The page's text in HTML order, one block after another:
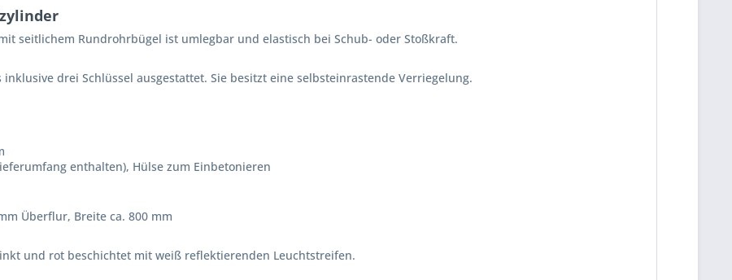
seitlichem Rundrohrbügel ist umlegbar und elastisch bei Schub- oder Stoßkraft.
drei Schlüssel ausgestattet. Sie besitzt eine selbsteinrastende Verriegelung.
enthalten), Hülse zum Einbetonieren
Überflur, Breite ca. 800 mm
und rot beschichtet mit weiß reflektierenden Leuchtstreifen.